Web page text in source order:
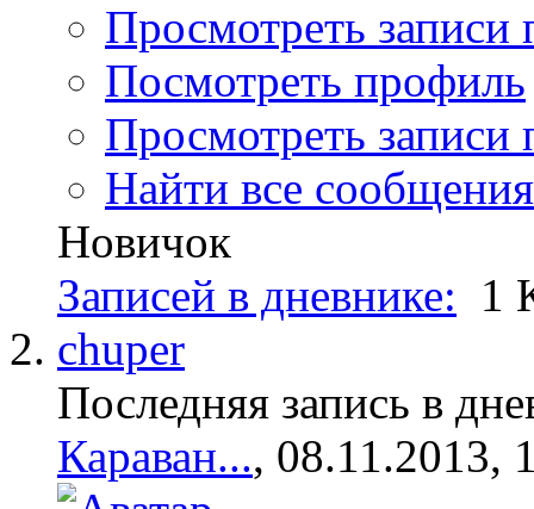
Просмотреть записи
Посмотреть профиль
Просмотреть записи
Найти все
Новичок
Записей в дневнике: 1
chuper
Последняя запись в
Караван..., 08.11.2013,